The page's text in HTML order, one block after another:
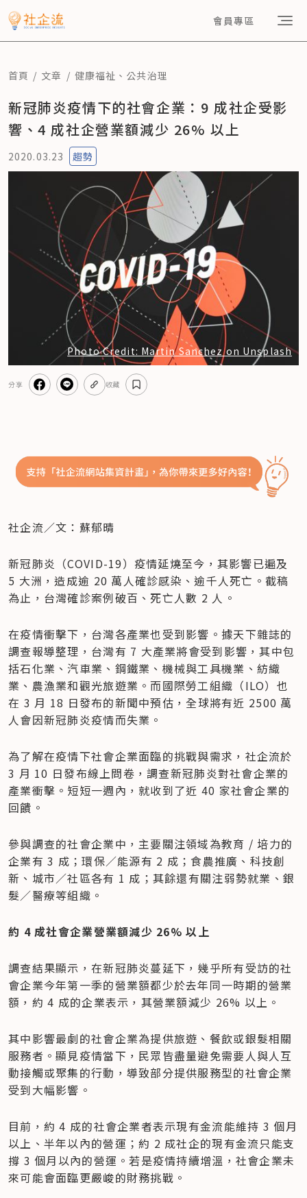
會員專區
首頁 文章 健康福祉 、 公共治理
新冠肺炎疫情下的社會企業：9 成社企受影
響、4 成社企營業額減少 26% 以上
2020.03.23 趨勢
Photo Credit: Martin Sanchez on Unsplash
分享 收藏
社企流／文：蘇郁晴
新冠肺炎（COVID-19）疫情延燒至今，其影響已遍及
5 大洲，造成逾 20 萬人確診感染、逾千人死亡。截稿
為止，台灣確診案例破百、死亡人數 2 人。
在疫情衝擊下，台灣各產業也受到影響。據天下雜誌的
調查報導整理，台灣有 7 大產業將會受到影響，其中包
括石化業、汽車業、鋼鐵業、機械與工具機業、紡織
業、農漁業和觀光旅遊業。而國際勞工組織（ILO）也
在 3 月 18 日發布的新聞中預估，全球將有近 2500 萬
人會因新冠肺炎疫情而失業。
為了解在疫情下社會企業面臨的挑戰與需求，社企流於
3 月 10 日發布線上問卷，調查新冠肺炎對社會企業的
產業衝擊。短短一週內，就收到了近 40 家社會企業的
回饋。
參與調查的社會企業中，主要關注領域為教育 / 培力的
企業有 3 成；環保／能源有 2 成；食農推廣、科技創
新、城市／社區各有 1 成；其餘還有關注弱勢就業、銀
髮／醫療等組織。
約 4 成社會企業營業額減少 26% 以上
調查結果顯示，在新冠肺炎蔓延下，幾乎所有受訪的社
會企業今年第一季的營業額都少於去年同一時期的營業
額，約 4 成的企業表示，其營業額減少 26% 以上。
其中影響最劇的社會企業為提供旅遊、餐飲或銀髮相關
服務者。顯見疫情當下，民眾皆盡量避免需要人與人互
動接觸或聚集的行動，導致部分提供服務型的社會企業
受到大幅影響。
目前，約 4 成的社會企業者表示現有金流能維持 3 個月
以上、半年以內的營運；約 2 成社企的現有金流只能支
撐 3 個月以內的營運。若是疫情持續增溫，社會企業未
來可能會面臨更嚴峻的財務挑戰。